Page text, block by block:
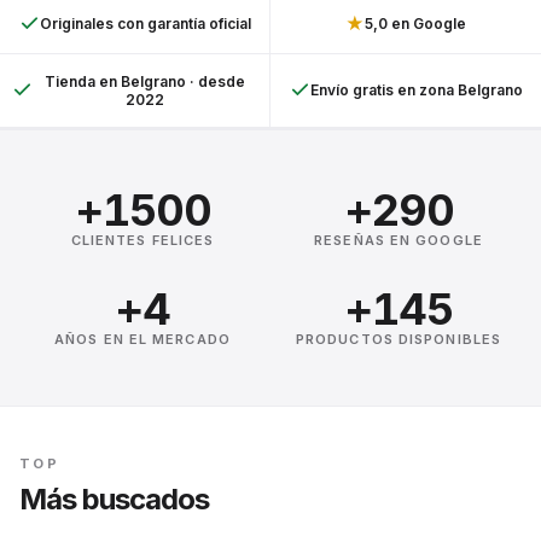
Originales con garantía oficial ★5,0 en Google
Tienda en Belgrano · desde
2022
Envío gratis en zona Belgrano
+1500
CLIENTES FELICES
+290
RESEÑAS EN GOOGLE
+4
AÑOS EN EL MERCADO
+145
PRODUCTOS DISPONIBLES
TOP
Más buscados